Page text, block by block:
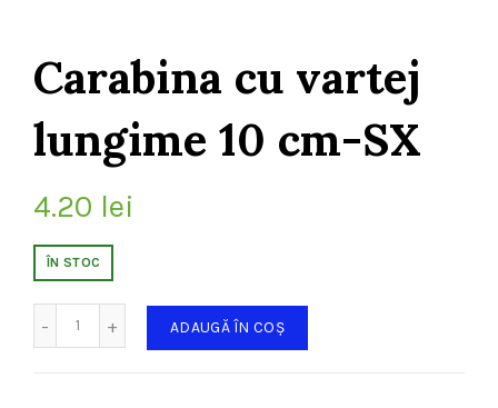
Carabina cu vartej
lungime 10 cm-SX
4.20 lei
ÎN STOC
ADAUGĂ ÎN COȘ